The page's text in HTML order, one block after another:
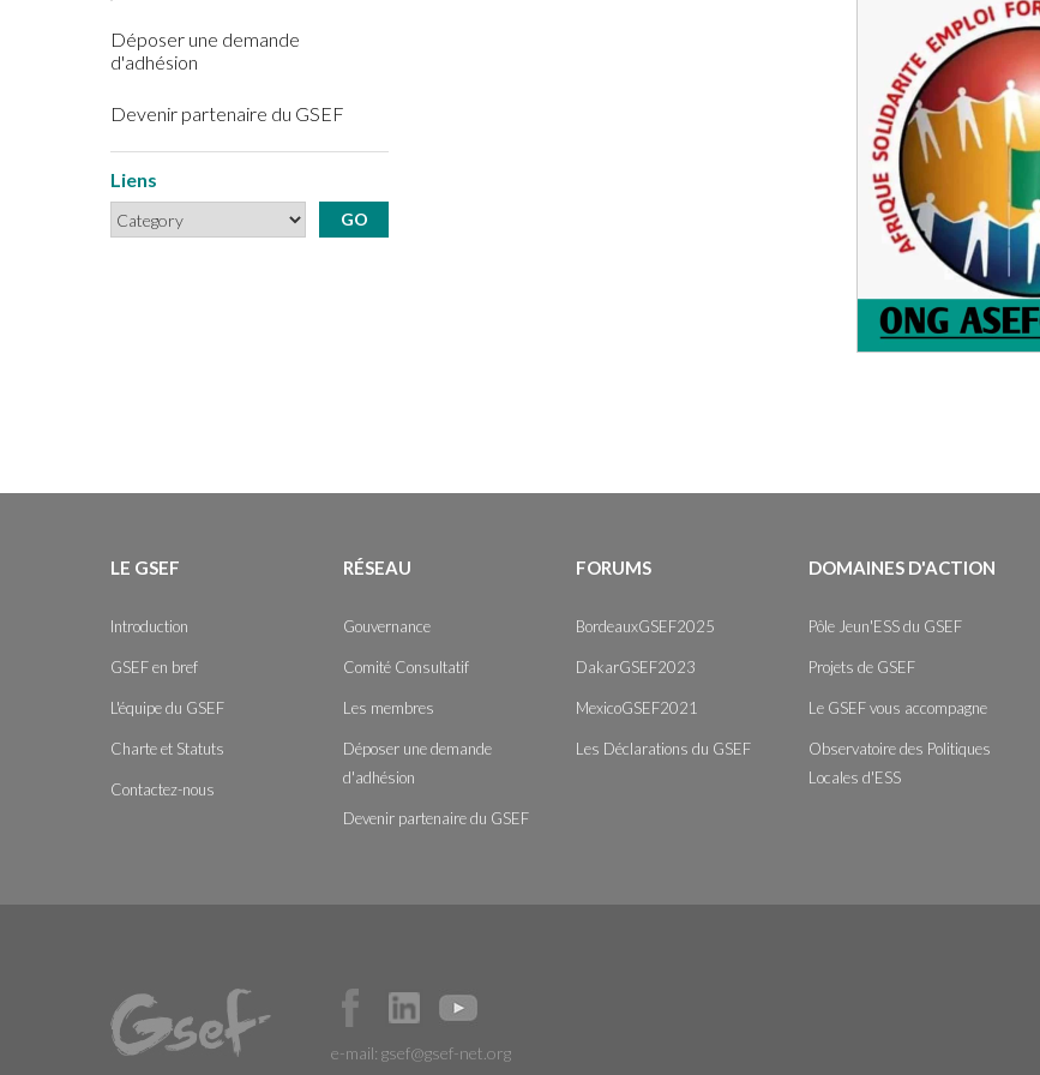
Déposer une demande
d'adhésion
Devenir partenaire du GSEF
Liens
LE GSEF
Introduction
GSEF en bref
L'équipe du GSEF
Charte et Statuts
Contactez-nous
RÉSEAU
Gouvernance
Comité Consultatif
Les membres
Déposer une demande
d'adhésion
Devenir partenaire du GSEF
FORUMS
BordeauxGSEF2025
DakarGSEF2023
MexicoGSEF2021
Les Déclarations du GSEF
DOMAINES D'ACTION
Pôle Jeun'ESS du GSEF
Projets de GSEF
Le GSEF vous accompagne
Observatoire des Politiques
Locales d'ESS
e-mail:gsef@gsef-net.org